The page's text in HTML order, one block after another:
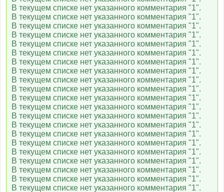
В текущем списке нет указанного комментария "1".
В текущем списке нет указанного комментария "1".
В текущем списке нет указанного комментария "1".
В текущем списке нет указанного комментария "1".
В текущем списке нет указанного комментария "1".
В текущем списке нет указанного комментария "1".
В текущем списке нет указанного комментария "1".
В текущем списке нет указанного комментария "1".
В текущем списке нет указанного комментария "1".
В текущем списке нет указанного комментария "1".
В текущем списке нет указанного комментария "1".
В текущем списке нет указанного комментария "1".
В текущем списке нет указанного комментария "1".
В текущем списке нет указанного комментария "1".
В текущем списке нет указанного комментария "1".
В текущем списке нет указанного комментария "1".
В текущем списке нет указанного комментария "1".
В текущем списке нет указанного комментария "1".
В текущем списке нет указанного комментария "1".
В текущем списке нет указанного комментария "1".
В текущем списке нет указанного комментария "1".